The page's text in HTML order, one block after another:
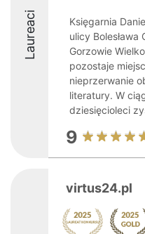
Laureaci
Księgarnia
ulicy
Gorzowie
pozostaje
nieprzerwanie
literatury. W
dziesięcioleci
9
virtus24.pl